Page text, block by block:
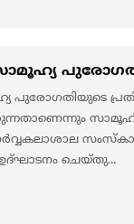
പുരോഗതിയുടെ
ഉദ്ഘാടനം ചെയ്തു...